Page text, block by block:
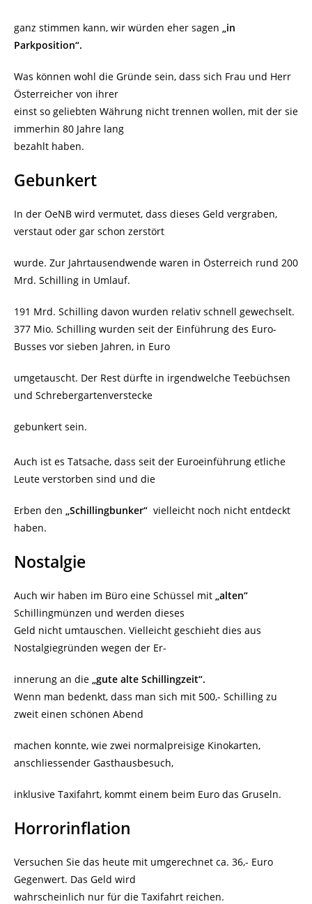
ganz stimmen kann, wir würden eher sagen „in
Parkposition“.
Was können wohl die Gründe sein, dass sich Frau und Herr
Österreicher von ihrer
einst so geliebten Währung nicht trennen wollen, mit der sie
immerhin 80 Jahre lang
bezahlt haben.
Gebunkert
In der OeNB wird vermutet, dass dieses Geld vergraben,
verstaut oder gar schon zerstört
wurde. Zur Jahrtausendwende waren in Österreich rund 200
Mrd. Schilling in Umlauf.
191 Mrd. Schilling davon wurden relativ schnell gewechselt.
377 Mio. Schilling wurden seit der Einführung des Euro-
Busses vor sieben Jahren, in Euro
umgetauscht. Der Rest dürfte in irgendwelche Teebüchsen
und Schrebergartenverstecke
gebunkert sein.
Auch ist es Tatsache, dass seit der Euroeinführung etliche
Leute verstorben sind und die
Erben den „Schillingbunker“ vielleicht noch nicht entdeckt
haben.
Nostalgie
Auch wir haben im Büro eine Schüssel mit „alten“
Schillingmünzen und werden dieses
Geld nicht umtauschen. Vielleicht geschieht dies aus
Nostalgiegründen wegen der Er-
innerung an die „gute alte Schillingzeit“.
Wenn man bedenkt, dass man sich mit 500,- Schilling zu
zweit einen schönen Abend
machen konnte, wie zwei normalpreisige Kinokarten,
anschliessender Gasthausbesuch,
inklusive Taxifahrt, kommt einem beim Euro das Gruseln.
Horrorinflation
Versuchen Sie das heute mit umgerechnet ca. 36,- Euro
Gegenwert. Das Geld wird
wahrscheinlich nur für die Taxifahrt reichen.